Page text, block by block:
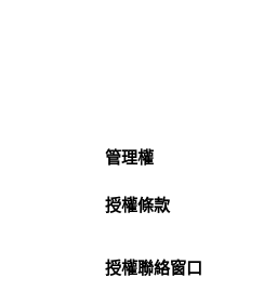
管理權
授權條款
授權聯絡窗口